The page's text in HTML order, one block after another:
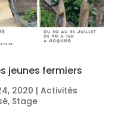
jeunes fermiers
2020 | Activités
, Stage